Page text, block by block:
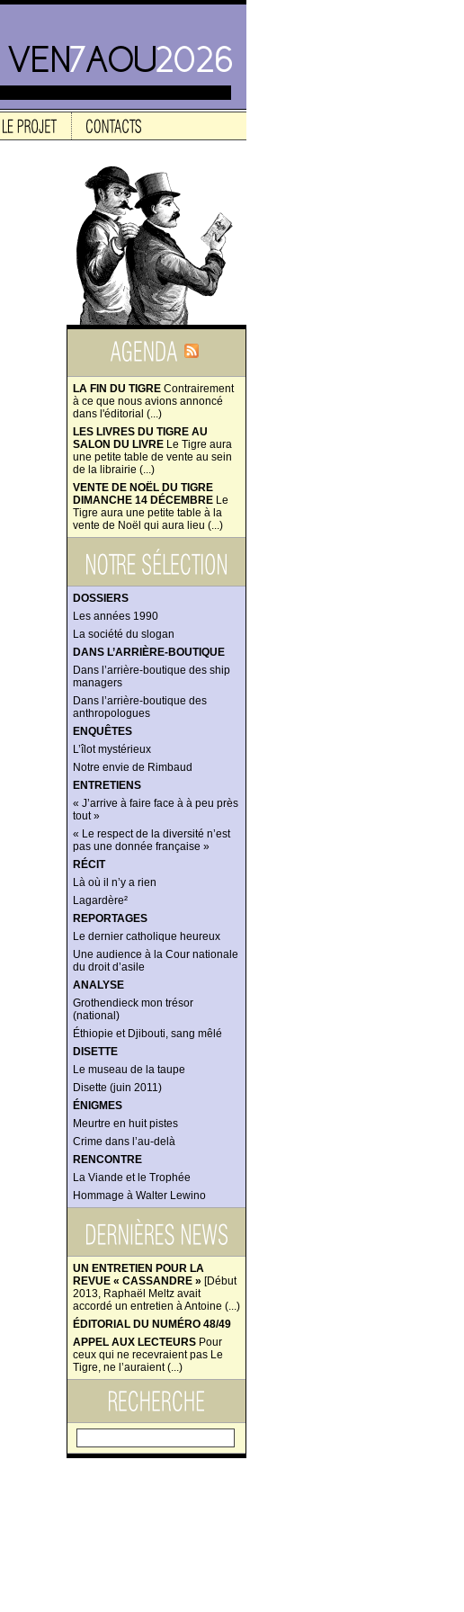
LA FIN DU TIGRE Contrairement
à ce que nous avions annoncé
dans l'éditorial (...)
LES LIVRES DU TIGRE AU
SALON DU LIVRE Le Tigre aura
une petite table de vente au sein
de la librairie (...)
VENTE DE NOËL DU TIGRE
DIMANCHE 14 DÉCEMBRE Le
Tigre aura une petite table à la
vente de Noël qui aura lieu (...)
DOSSIERS
Les années 1990
La société du slogan
DANS L’ARRIÈRE-BOUTIQUE
Dans l’arrière-boutique des ship
managers
Dans l’arrière-boutique des
anthropologues
ENQUÊTES
L’îlot mystérieux
Notre envie de Rimbaud
ENTRETIENS
« J’arrive à faire face à à peu près
tout »
« Le respect de la diversité n’est
pas une donnée française »
RÉCIT
Là où il n’y a rien
Lagardère²
REPORTAGES
Le dernier catholique heureux
Une audience à la Cour nationale
du droit d’asile
ANALYSE
Grothendieck mon trésor
(national)
Éthiopie et Djibouti, sang mêlé
DISETTE
Le museau de la taupe
Disette (juin 2011)
ÉNIGMES
Meurtre en huit pistes
Crime dans l’au-delà
RENCONTRE
La Viande et le Trophée
Hommage à Walter Lewino
UN ENTRETIEN POUR LA
REVUE « CASSANDRE » [Début
2013, Raphaël Meltz avait
accordé un entretien à Antoine (...)
ÉDITORIAL DU NUMÉRO 48/49
APPEL AUX LECTEURS Pour
ceux qui ne recevraient pas Le
Tigre, ne l’auraient (...)